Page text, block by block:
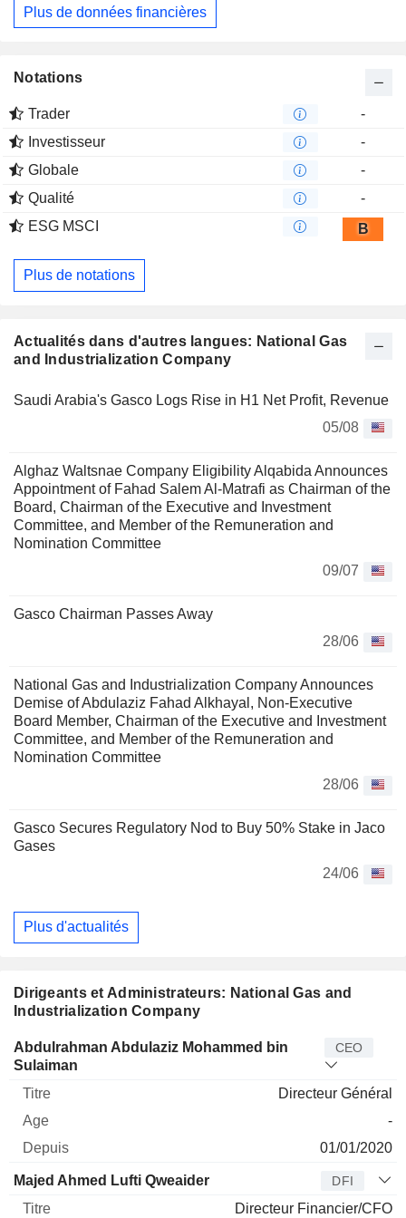
Actualités dans d'autres langues: National Gas
and Industrialization Company
Saudi Arabia's Gasco Logs Rise in H1 Net Profit, Revenue
05/08
Alghaz Waltsnae Company Eligibility Alqabida Announces
Appointment of Fahad Salem Al-Matrafi as Chairman of the
Board, Chairman of the Executive and Investment
Committee, and Member of the Remuneration and
Nomination Committee
09/07
Gasco Chairman Passes Away
28/06
National Gas and Industrialization Company Announces
Demise of Abdulaziz Fahad Alkhayal, Non-Executive
Board Member, Chairman of the Executive and Investment
Committee, and Member of the Remuneration and
Nomination Committee
28/06
Gasco Secures Regulatory Nod to Buy 50% Stake in Jaco
Gases
24/06
Plus d'actualités
Dirigeants et Administrateurs: National Gas and
Industrialization Company
Dirigeant Titre Age Depuis
Abdulrahman Abdulaziz Mohammed bin
Sulaiman
CEO
Directeur Général
-
01/01/2020
Majed Ahmed Lufti Qweaider DFI
Directeur Financier/CFO
Plus de données financières
Notations
Trader
-
Investisseur
-
Globale
-
Qualité
-
ESG MSCI
B
Plus de notations